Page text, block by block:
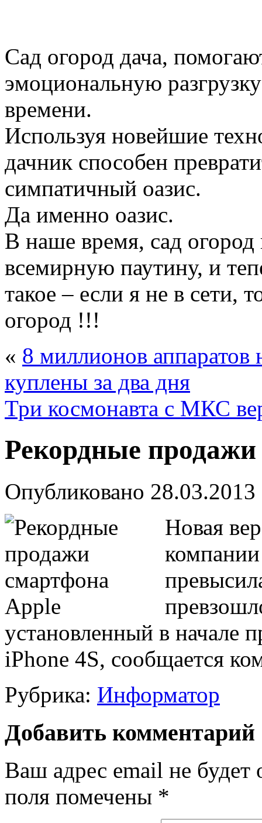
Сад огород дача,
эмоциональную
времени.
Используя новейшие
дачник способен
симпатичный оазис.
Да именно оазис.
В наше время, сад огород
всемирную паутину, и
такое – если я не в сети,
огород !!!
« 8 миллионов
куплены за два дня
Три космонавта с МКС
Рекордные
Опубликовано 28.03.2013
Новая
установленный в начале
iPhone 4S, сообщается
Рубрика: Информатор
Добавить комментарий
Ваш адрес email не будет
поля помечены *